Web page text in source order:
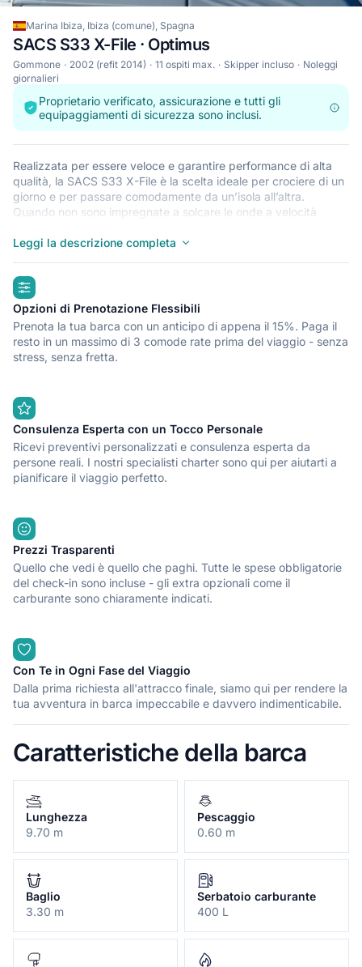
Marina Ibiza, Ibiza (comune), Spagna
SACS S33 X-File · Optimus
Gommone 2002 (refit 2014) 11 ospiti max. Skipper incluso
Noleggi
giornalieri
Proprietario verificato, assicurazione e tutti gli
equipaggiamenti di sicurezza sono inclusi.
Realizzata per essere veloce e garantire performance di alta
qualità, la SACS S33 X-File è la scelta ideale per crociere di un
giorno e per passare comodamente da un’isola all’altra.
Quando non sono impregnate a solcare le onde a velocità
prendere il sole e rilassarsi dopo un bagno rilassante nelle
leggerissimo, robusto e sicuro è perfetto per un’avventura in
mare con un massimo di 11. Inzia il tuo viaggio da Marina Ibiza
e preparati per l’esperienza della tua vita.
Leggi la descrizione completa
highlights
Opzioni di Prenotazione Flessibili
Prenota la tua barca con un anticipo di appena il 15%. Paga il
resto in un massimo di 3 comode rate prima del viaggio - senza
stress, senza fretta.
Consulenza Esperta con un Tocco Personale
Ricevi preventivi personalizzati e consulenza esperta da
persone reali. I nostri specialisti charter sono qui per aiutarti a
pianificare il viaggio perfetto.
Prezzi Trasparenti
Quello che vedi è quello che paghi. Tutte le spese obbligatorie
del check-in sono incluse - gli extra opzionali come il
carburante sono chiaramente indicati.
Con Te in Ogni Fase del Viaggio
Dalla prima richiesta all'attracco finale, siamo qui per rendere la
tua avventura in barca impeccabile e davvero indimenticabile.
Caratteristiche della barca
Lunghezza
9.70 m
Pescaggio
0.60 m
Baglio
3.30 m
Serbatoio carburante
400 L